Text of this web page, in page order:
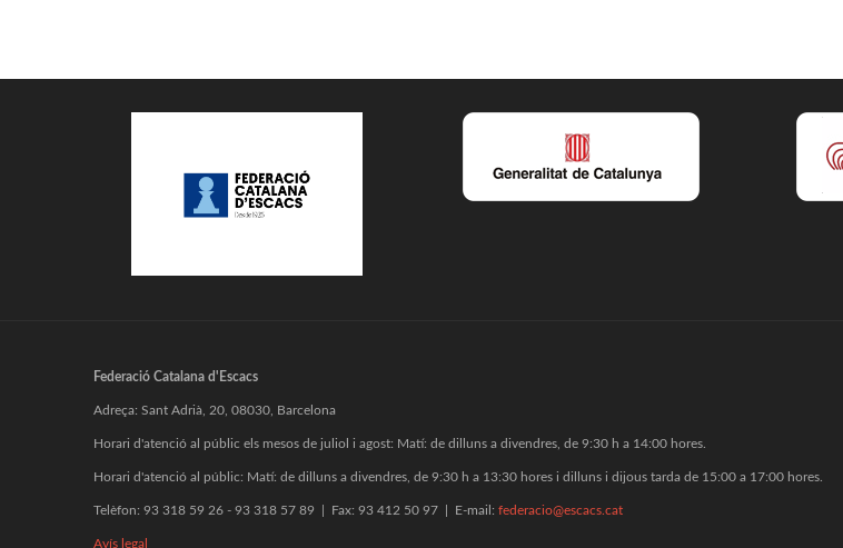
Federació Catalana d'Escacs
Adreça: Sant Adrià, 20, 08030, Barcelona
Horari d'atenció al públic els mesos de juliol i agost: Matí: de dilluns a divendres, de 9:30 h a 14:00 hores.
Horari d'atenció al públic: Matí: de dilluns a divendres, de 9:30 h a 13:30 hores i dilluns i dijous tarda de 15:00 a 17:00 hores.
Telèfon: 93 318 59 26 - 93 318 57 89 | Fax: 93 412 50 97 | E-mail: federacio@escacs.cat
Avís legal